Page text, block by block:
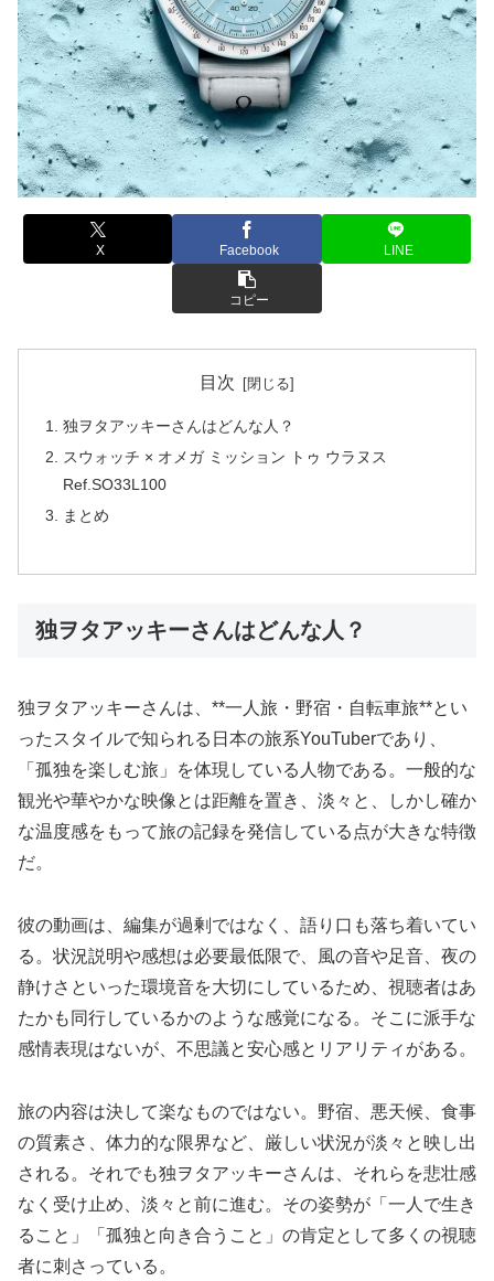
X Facebook LINE
コピー
目次
独ヲタアッキーさんはどんな人？
スウォッチ × オメガ ミッション トゥ ウラヌス
Ref.SO33L100
まとめ
独ヲタアッキーさんはどんな人？
独ヲタアッキーさんは、**一人旅・野宿・自転車旅**とい
ったスタイルで知られる日本の旅系YouTuberであり、
「孤独を楽しむ旅」を体現している人物である。一般的な
観光や華やかな映像とは距離を置き、淡々と、しかし確か
な温度感をもって旅の記録を発信している点が大きな特徴
だ。
彼の動画は、編集が過剰ではなく、語り口も落ち着いてい
る。状況説明や感想は必要最低限で、風の音や足音、夜の
静けさといった環境音を大切にしているため、視聴者はあ
たかも同行しているかのような感覚になる。そこに派手な
感情表現はないが、不思議と安心感とリアリティがある。
旅の内容は決して楽なものではない。野宿、悪天候、食事
の質素さ、体力的な限界など、厳しい状況が淡々と映し出
される。それでも独ヲタアッキーさんは、それらを悲壮感
なく受け止め、淡々と前に進む。その姿勢が「一人で生き
ること」「孤独と向き合うこと」の肯定として多くの視聴
者に刺さっている。